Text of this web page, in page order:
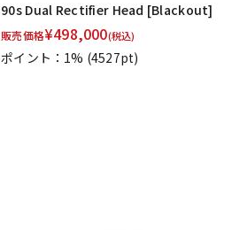
90s Dual Rectifier Head [Blackout]
販売価格¥498,000(税込)
ポイント：1% (4527pt)